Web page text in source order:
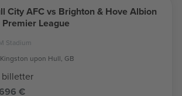
City AFC vs Brighton & Hove Albion
Premier League
Stadium
Kingston upon Hull, GB
€